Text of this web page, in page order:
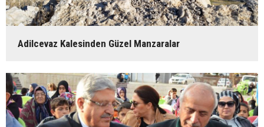
Adilcevaz Kalesinden Güzel Manzaralar